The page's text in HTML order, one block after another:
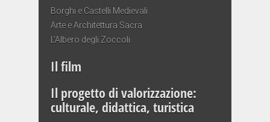
Borghi e Castelli Medievali
Arte e Architettura Sacra
L’Albero degli Zoccoli
Il film
Il progetto di valorizzazione:
culturale, didattica, turistica